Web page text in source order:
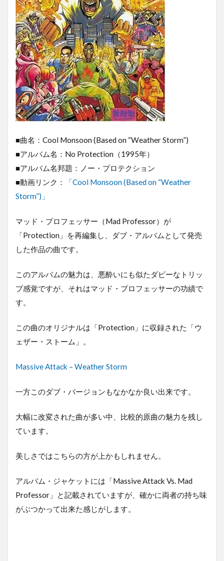
■曲名：Cool Monsoon (Based on “Weather Storm”)
■アルバム名：No Protection（1995年）
■アルバム名邦題：ノー・プロテクション
■動画リンク：
「Cool Monsoon (Based on “Weather
Storm”)」
マッド・プロフェッサー（Mad Professor）が
「Protection」を再編集し、ダブ・アルバムとして発売
した作品の曲です。
このアルバムの魅力は、悪酔いにも似たダビーなトリッ
プ感覚ですが、それはマッド・プロフェッサーの功績で
す。
この曲のオリジナルは「Protection」に収録された「ウ
ェザー・ストーム」。
Massive Attack – Weather Storm
一方このダブ・バージョンもなかなか良い出来です。
大幅に改変された曲が多い中、比較的原曲の魅力を残し
ています。
美しさではこちらの方が上かもしれません。
アルバム・ジャケットには「Massive Attack Vs. Mad
Professor」と記載されていますが、確かに両者の持ち味
がぶつかって出来た感じがします。